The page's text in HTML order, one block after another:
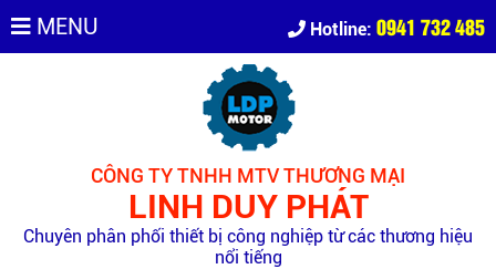
MENU Hotline: 0941 732 485
CÔNG TY TNHH MTV THƯƠNG MẠI
LINH DUY PHÁT
Chuyên phân phối thiết bị công nghiệp từ các thương hiệu
nổi tiếng